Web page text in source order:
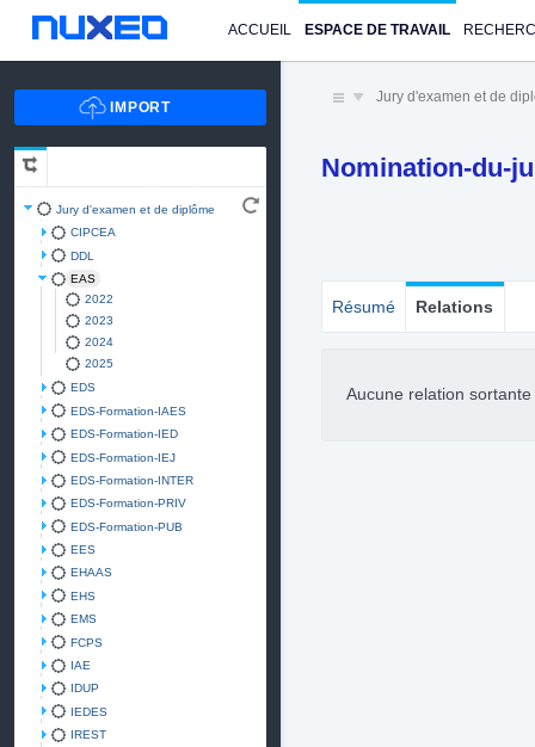
ACCUEIL ESPACE DE TRAVAIL
Jury d'examen et de diplôme
CIPCEA
DDL
EAS
2022
2023
2024
2025
EDS
EDS-Formation-IAES
EDS-Formation-IED
EDS-Formation-IEJ
EDS-Formation-INTER
EDS-Formation-PRIV
EDS-Formation-PUB
EES
EHAAS
EHS
EMS
FCPS
IAE
IDUP
IEDES
IREST
Jury d'examen et de
Nomination-du-
Résumé Relations
Aucune relation